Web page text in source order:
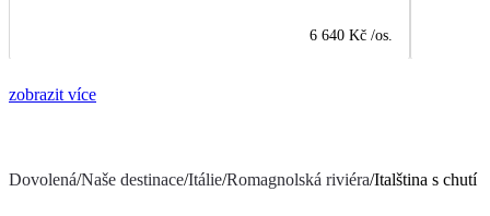
6 640 Kč /os.
zobrazit více
Dovolená/Naše destinace/Itálie/Romagnolská riviéra/Italština s chutí